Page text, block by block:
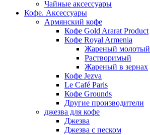
Чайные аксессуары
Кофе. Аксессуары
Армянский кофе
Кофе Gold Ararat Product
Кофе Royal Armenia
Жареный молотый
Растворимый
Жареный в зернах
Кофе Jezva
Le Café Paris
Кофе Grounds
Другие производители
джезва для кофе
Джезва
Джезва с песком